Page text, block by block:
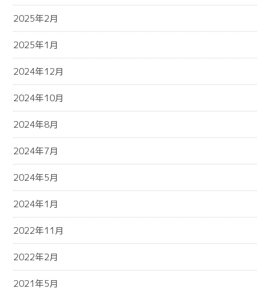
2025年2月
2025年1月
2024年12月
2024年10月
2024年8月
2024年7月
2024年5月
2024年1月
2022年11月
2022年2月
2021年5月